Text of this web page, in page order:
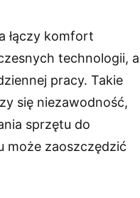
łączy komfort
technologii, a
pracy. Takie
się niezawodność,
sprzętu do
może zaoszczędzić